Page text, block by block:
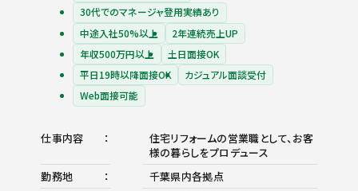
30代でのマネージャ登用実績あり
中途入社50%以上
2年連続売上UP
年収500万円以上
土日面接OK
平日19時以降面接OK
カジュアル面談受付
Web面接可能
仕事内容
住宅リフォームの営業職として、お客
様の暮らしをプロデュース
勤務地
千葉県内各拠点